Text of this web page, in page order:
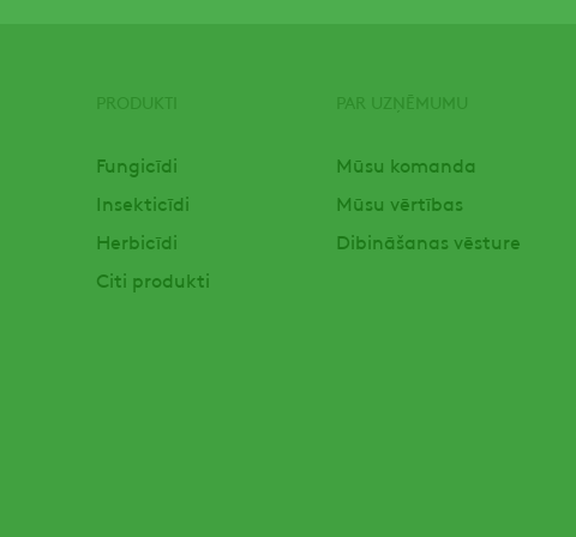
Fungicīdi
Insekticīdi
Herbicīdi
Citi produkti
Mūsu komanda
Mūsu vērtības
Dibināšanas vēsture